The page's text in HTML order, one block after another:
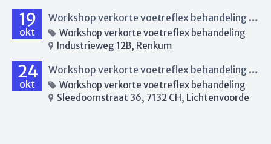
19
okt
Workshop verkorte voetreflex behandeling Renkum
Workshop verkorte voetreflex behandeling
Industrieweg 12B, Renkum
24
okt
Workshop verkorte voetreflex behandeling Lichtenvoorde
Workshop verkorte voetreflex behandeling
Sleedoornstraat 36, 7132 CH, Lichtenvoorde